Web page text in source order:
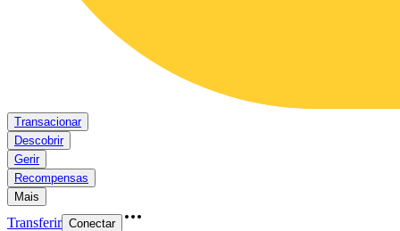
Transacionar
Descobrir
Gerir
Recompensas
Mais
Transferir Conectar